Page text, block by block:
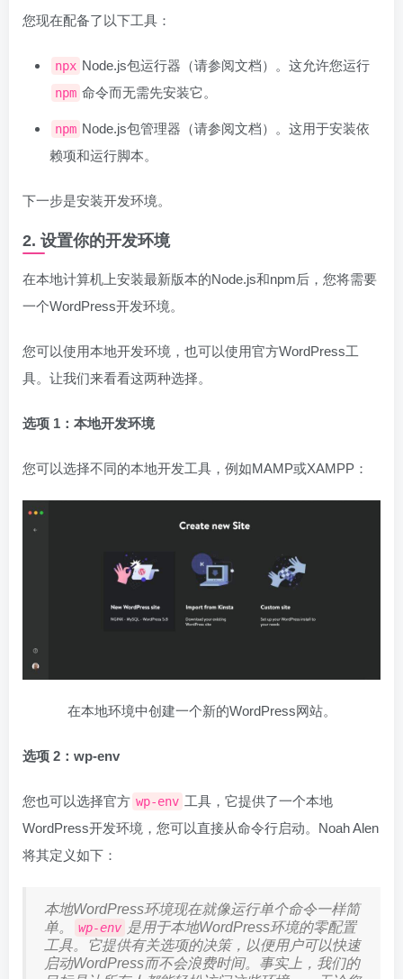
您现在配备了以下工具：
npx Node.js包运行器（请参阅文档）。这允许您运行
npm 命令而无需先安装它。
npm Node.js包管理器（请参阅文档）。这用于安装依
赖项和运行脚本。
下一步是安装开发环境。
2. 设置你的开发环境
在本地计算机上安装最新版本的Node.js和npm后，您将需要
一个WordPress开发环境。
您可以使用本地开发环境，也可以使用官方WordPress工
具。让我们来看看这两种选择。
选项 1：本地开发环境
您可以选择不同的本地开发工具，例如MAMP或XAMPP：
在本地环境中创建一个新的WordPress网站。
选项 2：wp-env
您也可以选择官方 wp-env 工具，它提供了一个本地
WordPress开发环境，您可以直接从命令行启动。Noah Alen
将其定义如下：
本地WordPress环境现在就像运行单个命令一样简
单。
wp-env 是用于本地WordPress环境的零配置
工具。它提供有关选项的决策，以便用户可以快速
启动WordPress而不会浪费时间。事实上，我们的